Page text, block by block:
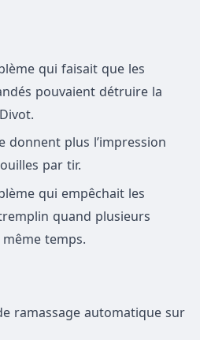
qui faisait que les
pouvaient détruire la
donnent plus l’impression
par tir.
qui empêchait les
quand plusieurs
même temps.
ramassage automatique sur